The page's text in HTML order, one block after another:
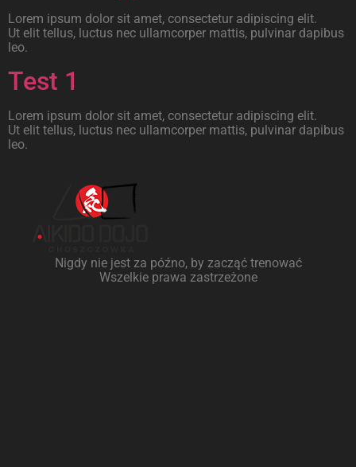
Lorem ipsum dolor sit amet, consectetur adipiscing elit.
Ut elit tellus, luctus nec ullamcorper mattis, pulvinar dapibus
leo.
Test 1
Lorem ipsum dolor sit amet, consectetur adipiscing elit.
Ut elit tellus, luctus nec ullamcorper mattis, pulvinar dapibus
leo.
Nigdy nie jest za późno, by zacząć trenować
Wszelkie prawa zastrzeżone